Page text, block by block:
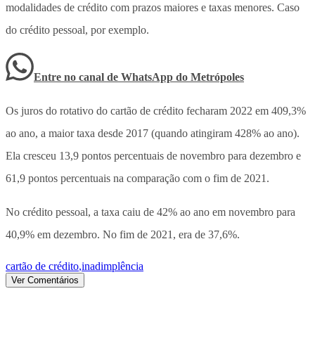
modalidades de crédito com prazos maiores e taxas menores. Caso
do crédito pessoal, por exemplo.
Entre no canal de WhatsApp do Metrópoles
Os juros do rotativo do cartão de crédito fecharam 2022 em 409,3%
ao ano, a maior taxa desde 2017 (quando atingiram 428% ao ano).
Ela cresceu 13,9 pontos percentuais de novembro para dezembro e
61,9 pontos percentuais na comparação com o fim de 2021.
No crédito pessoal, a taxa caiu de 42% ao ano em novembro para
40,9% em dezembro. No fim de 2021, era de 37,6%.
cartão de crédito,inadimplência
Ver Comentários